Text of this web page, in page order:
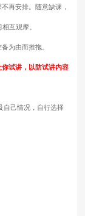
再安排。随意缺课，
互观摩。
为由而推拖。
试讲，以防试讲内容
己情况，自行选择